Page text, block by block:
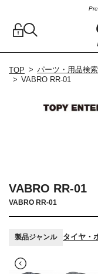
TOP パーツ・用品検索
VABRO RR-01
VABRO RR-01
VABRO RR-01
製品ジャンル タイヤ・